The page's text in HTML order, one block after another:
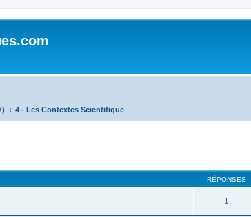
4 - Les Contextes Scientifique
RÉPONSES
1